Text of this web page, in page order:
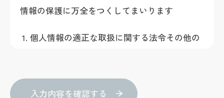
情報の保護に万全をつくしてまいります
個人情報の適正な取扱に関する法令その他の
令に定める特例を除き、みなさまの個人情報